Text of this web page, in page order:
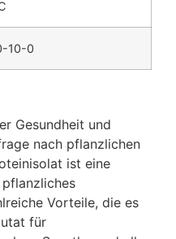
10-0
Gesundheit und
nach pflanzlichen
ist eine
Vorteile, die es
für